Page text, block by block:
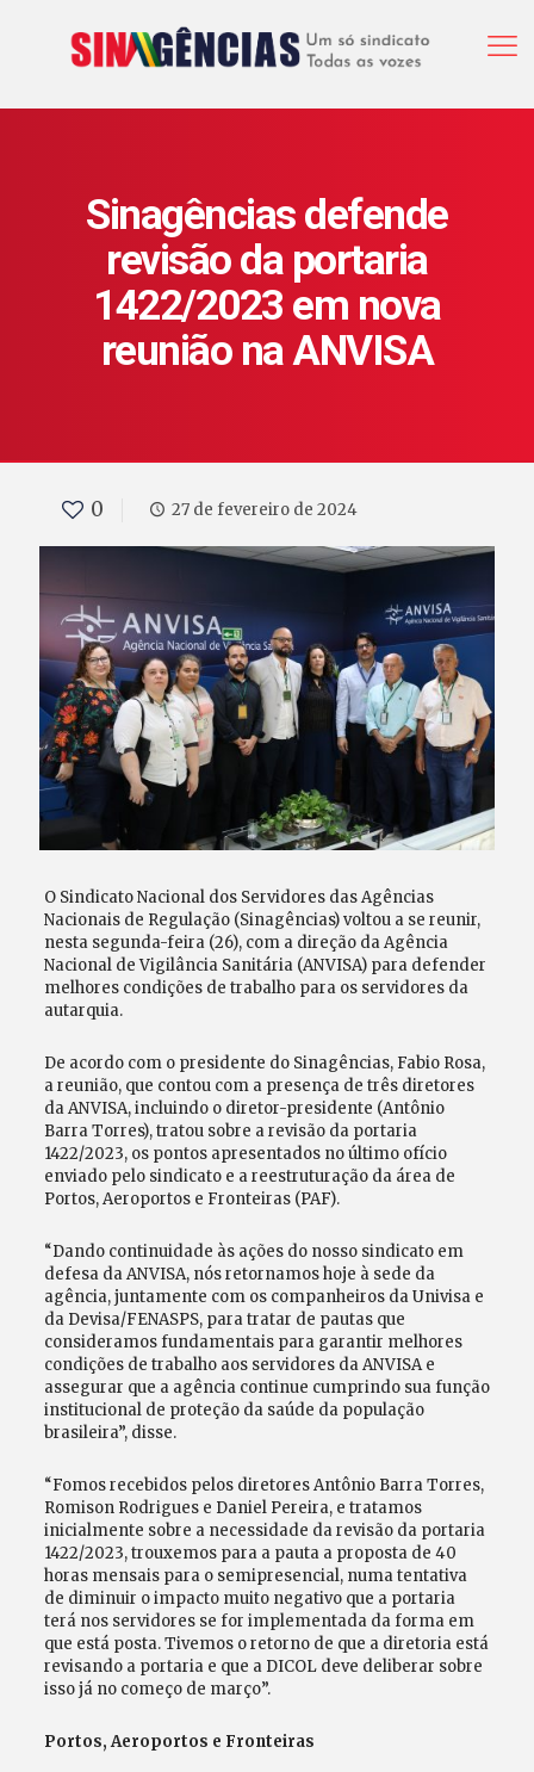
Sinagências defende
revisão da portaria
1422/2023 em nova
reunião na ANVISA
0 27 de fevereiro de 2024
O Sindicato Nacional dos Servidores das Agências
Nacionais de Regulação (Sinagências) voltou a se reunir,
nesta segunda-feira (26), com a direção da Agência
Nacional de Vigilância Sanitária (ANVISA) para defender
melhores condições de trabalho para os servidores da
autarquia.
De acordo com o presidente do Sinagências, Fabio Rosa,
a reunião, que contou com a presença de três diretores
da ANVISA, incluindo o diretor-presidente (Antônio
Barra Torres), tratou sobre a revisão da portaria
1422/2023, os pontos apresentados no último ofício
enviado pelo sindicato e a reestruturação da área de
Portos, Aeroportos e Fronteiras (PAF).
“Dando continuidade às ações do nosso sindicato em
defesa da ANVISA, nós retornamos hoje à sede da
agência, juntamente com os companheiros da Univisa e
da Devisa/FENASPS, para tratar de pautas que
consideramos fundamentais para garantir melhores
condições de trabalho aos servidores da ANVISA e
assegurar que a agência continue cumprindo sua função
institucional de proteção da saúde da população
brasileira”, disse.
“Fomos recebidos pelos diretores Antônio Barra Torres,
Romison Rodrigues e Daniel Pereira, e tratamos
inicialmente sobre a necessidade da revisão da portaria
1422/2023, trouxemos para a pauta a proposta de 40
horas mensais para o semipresencial, numa tentativa
de diminuir o impacto muito negativo que a portaria
terá nos servidores se for implementada da forma em
que está posta. Tivemos o retorno de que a diretoria está
revisando a portaria e que a DICOL deve deliberar sobre
isso já no começo de março”.
Portos, Aeroportos e Fronteiras